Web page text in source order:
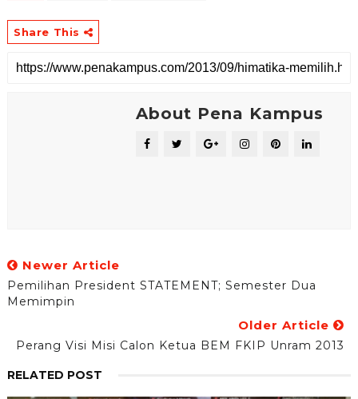
Share This
About Pena Kampus
Newer Article
Pemilihan President STATEMENT; Semester Dua
Memimpin
Older Article
Perang Visi Misi Calon Ketua BEM FKIP Unram 2013
RELATED POST